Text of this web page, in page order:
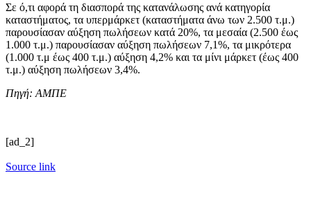
Σε ό,τι αφορά τη διασπορά της κατανάλωσης ανά κατηγορία
καταστήματος, τα υπερμάρκετ (καταστήματα άνω των 2.500 τ.μ.)
παρουσίασαν αύξηση πωλήσεων κατά 20%, τα μεσαία (2.500 έως
1.000 τ.μ.) παρουσίασαν αύξηση πωλήσεων 7,1%, τα μικρότερα
(1.000 τ.μ έως 400 τ.μ.) αύξηση 4,2% και τα μίνι μάρκετ (έως 400
τ.μ.) αύξηση πωλήσεων 3,4%.
Πηγή: ΑΜΠΕ
[ad_2]
Source link